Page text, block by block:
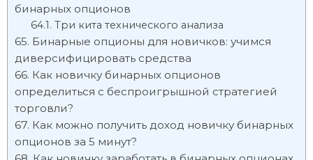
бинарных опционов
Три кита технического анализа
Бинарные опционы для новичков: учимся
диверсифицировать средства
Как новичку бинарных опционов
определиться с беспроигрышной стратегией
торговли?
Как можно получить доход новичку бинарных
опционов за 5 минут?